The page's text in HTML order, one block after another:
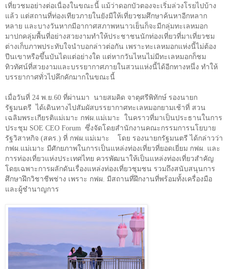
เที่ยวชมอย่างต่อเนื่องในขณะนี้ แม้ว่าดอกบัวตองจะเริ่มล่วงโรยไปบ้าง
แล้ว แต่สถานที่ท่องเทียวภายในยังมีให้เที่ยวชมศึกษาค้นหาอีกหลาก
หลาย และบางวันหากมีอากาศสภาพหนาวเย็นก็จะมีกลุ่มทะเลหมอก
มาปกคลุ่มพื้นที่อย่างสวยงามทำให้ประชาชนนักท่องเที่ยวที่มาเที่ยวชม
ต่างเก็บภาพประทับใจนำบอกล่าวต่อกัน เพราะทะเลหมอกแห่งนี้ไม่ต้อง
ปีนเขาหรือขึ้นบันไดแต่อย่างใด แต่หากวันไหนไม่มีทะเลหมอกก็ชม
ทิวทัศน์ที่สวยงามและบรรยากาศภายในสวนแห่งนี้ได้อีกทางหนึ่ง ทำให้
บรรยากาศทั่วไปคึกคักมากในขณะนี้
เมื่อวันที่ 24 พ.ย. 60 ที่ผ่านมา นายสมคิด จาตุศรีพิทักษ์ รองนายก
รัฐมนตรี ได้เดินทางไปสัมผัสบรรยากาศทะเลหมอกยามเช้าที่ สวน
เฉลิมพระเกียรติแม่เมาะ กฟผ.แม่เมาะ ในคราวที่มาเป็นประธานในการ
ประชุม SOE CEO Forum ซึ่งจัดโดยสำนักงานคณะกรรมการนโยบาย
รัฐวิสาหกิจ (สคร.) ที่ กฟผ.แม่เมาะ โดย รองนายกรัฐมนตรี ได้กล่าวว่า
กฟผ.แม่เมาะ มีศักยภาพในการเป็นแหล่งท่องเที่ยวที่ยอดเยี่ยม กฟผ. และ
การท่องเที่ยวแห่งประเทศไทย ควรพัฒนาให้เป็นแหล่งท่องเที่ยวสำคัญ
โดยเฉพาะการผลักดันเรื่องแหล่งท่องเที่ยวชุมชน รวมถึงสนับสนุนการ
ศึกษาฝึกวิชาชีพช่าง เพราะ กฟผ. มีสถานที่ฝึกงานที่พร้อมทั้งเครื่องมือ
และผู้ชำนาญการ